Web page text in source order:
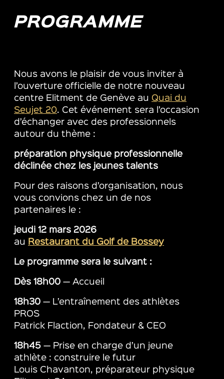
PROGRAMME
Nous avons le plaisir de vous inviter à
l’ouverture officielle de notre nouveau
centre Elitment de Genève au Quai du
Seujet 20. Cet événement sera l’occasion
d’échanger avec des professionnels
autour du thème :
préparation physique professionnelle
déclinée chez les jeunes talents
Pour des raisons d’organisation, nous
vous convions chez un de nos
partenaires le :
jeudi 12 mars 2026
au
Restaurant du Golf de Bossey
Le programme sera le suivant :
Dès 18h00 — Accueil
18h30 — L’entraînement des athlètes
PROS
Patrick Flaction, Fondateur & CEO
18h45 — Prise en charge d’un jeune
athlète : construire le futur
Louis Chavanton, préparateur physique